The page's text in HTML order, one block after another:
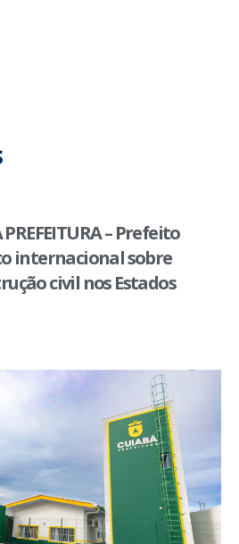
PREFEITURA – Prefeito
internacional sobre
civil nos Estados